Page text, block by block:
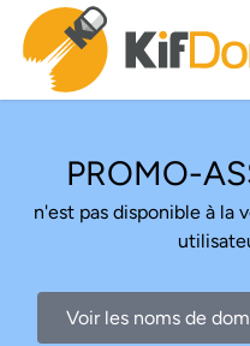
PROMO-
n'est pas disponible à la
Voir les noms de